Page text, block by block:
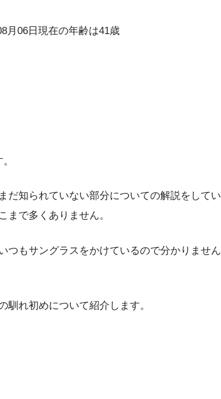
月06日現在の年齢は41歳
だ知られていない部分についての解説をしてい
まで多くありません。
つもサングラスをかけているので分かりません
馴れ初めについて紹介します。